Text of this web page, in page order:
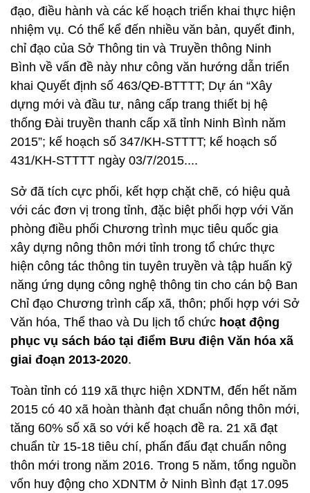
đạo, điều hành và các kế hoạch triển khai thực hiện
nhiệm vụ. Có thể kể đến nhiều văn bản, quyết đinh,
chỉ đạo của Sở Thông tin và Truyền thông Ninh
Bình về vấn đề này như công văn hướng dẫn triển
khai Quyết định số 463/QĐ-BTTTT; Dự án “Xây
dựng mới và đầu tư, nâng cấp trang thiết bị hệ
thống Đài truyền thanh cấp xã tỉnh Ninh Bình năm
2015”; kế hoạch số 347/KH-STTTT; kế hoạch số
431/KH-STTTT ngày 03/7/2015....
Sở đã tích cực phối, kết hợp chặt chẽ, có hiệu quả
với các đơn vị trong tỉnh, đặc biệt phối hợp với Văn
phòng điều phối Chương trình mục tiêu quốc gia
xây dựng nông thôn mới tỉnh trong tổ chức thực
hiện công tác thông tin tuyên truyền và tập huấn kỹ
năng ứng dụng công nghệ thông tin cho cán bộ Ban
Chỉ đạo Chương trình cấp xã, thôn; phối hợp với Sở
Văn hóa, Thể thao và Du lịch tổ chức hoạt động
phục vụ sách báo tại điểm Bưu điện Văn hóa xã
giai đoạn 2013-2020.
Toàn tỉnh có 119 xã thực hiện XDNTM, đến hết năm
2015 có 40 xã hoàn thành đạt chuẩn nông thôn mới,
tăng 60% số xã so với kế hoạch đề ra. 21 xã đạt
chuẩn từ 15-18 tiêu chí, phấn đấu đạt chuẩn nông
thôn mới trong năm 2016. Trong 5 năm, tổng nguồn
vốn huy động cho XDNTM ở Ninh Bình đạt 17.095